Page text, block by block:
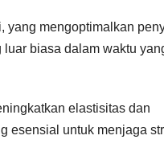
yang mengoptimalkan
biasa dalam waktu
elastisitas dan
esensial untuk menjaga